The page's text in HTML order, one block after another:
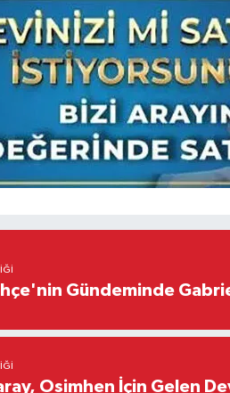
Gündeminde
Osimhen İçin Gelen